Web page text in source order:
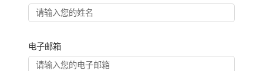
电子邮箱